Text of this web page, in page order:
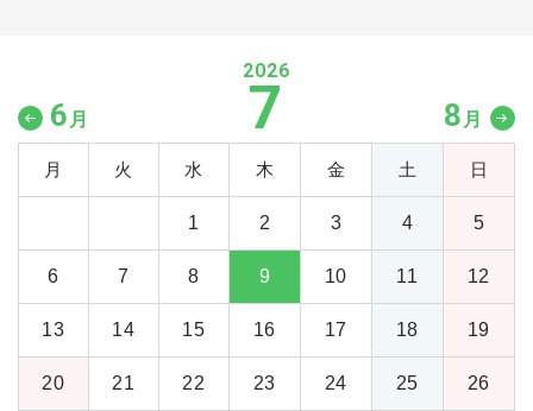
6 月
2026
7 8 月
月 火 水 木 金 土 日
1 2 3 4 5
6 7 8 9 10 11 12
13 14 15 16 17 18 19
20 21 22 23 24 25 26